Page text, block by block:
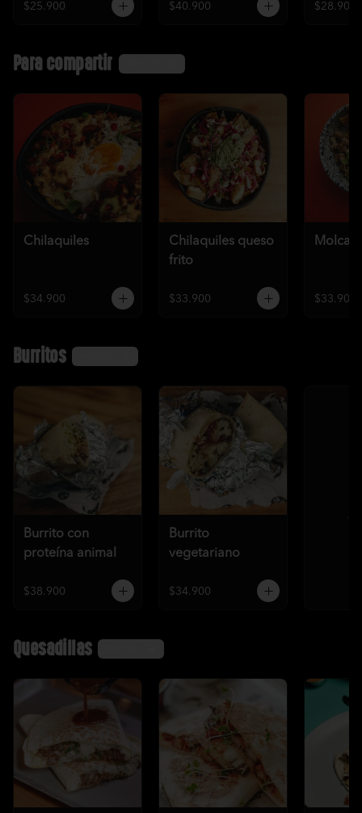
$25.900 $40.900 $28.900
Para compartir
Chilaquiles
$34.900
Chilaquiles queso
frito
$33.900 $33.900
Burritos
Burrito con
proteína animal
$38.900
Burrito
vegetariano
$34.900
Quesadillas